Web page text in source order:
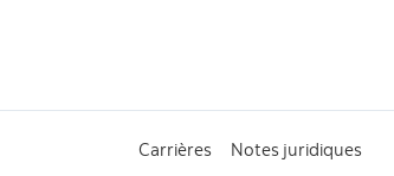
Carrières Notes juridiques